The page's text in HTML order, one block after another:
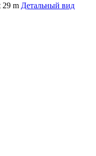
29 m Детальный вид